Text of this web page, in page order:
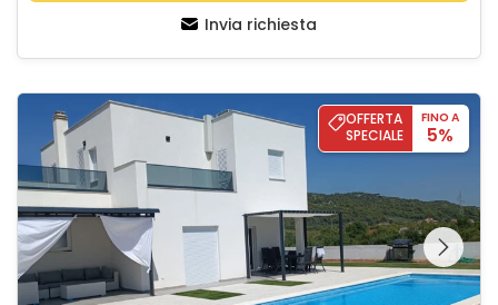
Invia richiesta
Holiday home Iva
OFFERTA
SPECIALE
FINO A
5%
Guardate l'intera
galleria sulla